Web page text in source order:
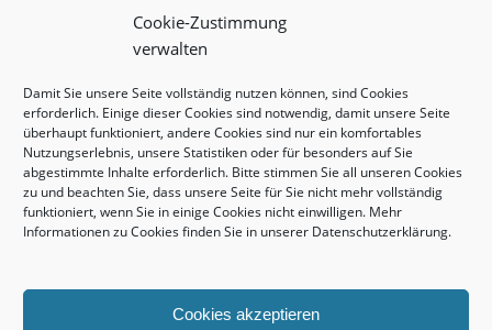
Cookie-Zustimmung
verwalten
Damit Sie unsere Seite vollständig nutzen können, sind Cookies
erforderlich. Einige dieser Cookies sind notwendig, damit unsere Seite
überhaupt funktioniert, andere Cookies sind nur ein komfortables
Nutzungserlebnis, unsere Statistiken oder für besonders auf Sie
abgestimmte Inhalte erforderlich. Bitte stimmen Sie all unseren Cookies
zu und beachten Sie, dass unsere Seite für Sie nicht mehr vollständig
funktioniert, wenn Sie in einige Cookies nicht einwilligen. Mehr
Informationen zu Cookies finden Sie in unserer Datenschutzerklärung.
Cookies akzeptieren